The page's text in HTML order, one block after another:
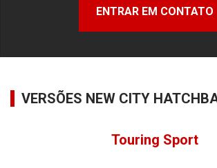
ENTRAR EM CONTATO
VERSÕES NEW CITY
Touring Sport